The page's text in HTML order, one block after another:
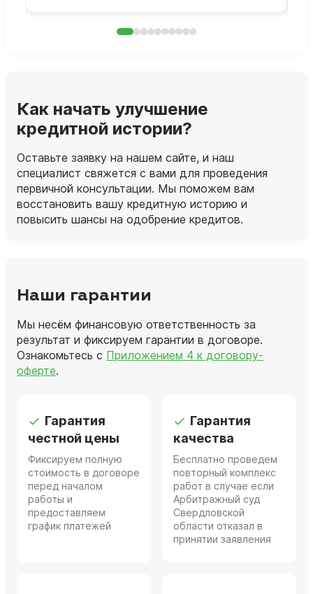
Как начать улучшение
кредитной истории?
Оставьте заявку на нашем сайте, и наш
специалист свяжется с вами для проведения
первичной консультации. Мы поможем вам
восстановить вашу кредитную историю и
повысить шансы на одобрение кредитов.
Наши гарантии
Мы несём финансовую ответственность за
результат и фиксируем гарантии в договоре.
Ознакомьтесь с Приложением 4 к договору-
оферте.
Гарантия
честной цены
Фиксируем полную
стоимость в договоре
перед началом
работы и
предоставляем
график платежей
Гарантия
качества
Бесплатно проведем
повторный комплекс
работ в случае если
Арбитражный суд
Свердловской
области отказал в
принятии заявления